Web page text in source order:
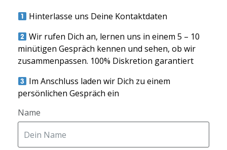
Hinterlasse uns Deine Kontaktdaten
Wir rufen Dich an, lernen uns in einem 5 – 10
minütigen Gespräch kennen und sehen, ob wir
zusammenpassen. 100% Diskretion garantiert
Im Anschluss laden wir Dich zu einem
persönlichen Gespräch ein
Name